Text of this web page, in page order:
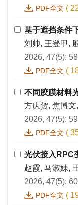
PDF全文 ( 22
基于遮挡条件
刘帅, 王登甲,
2026, 47(5):
PDF全文 (
不同胶膜材料
方庆贺, 焦博
2026, 47(5):
PDF全文 (
光伏接入RPC
赵霞, 马淑妹,
2026, 47(5):
PDF全文 (